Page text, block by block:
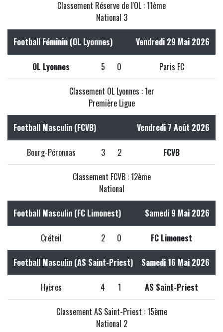
Classement Réserve de l'OL : 11ème
National 3
Football Féminin (OL Lyonnes) Vendredi 29 Mai 2026
OL Lyonnes 5 0 Paris FC
Classement OL Lyonnes : 1er
Première Ligue
Football Masculin (FCVB) Vendredi 7 Août 2026
Bourg-Péronnas 3 2 FCVB
Classement FCVB : 12ème
National
Football Masculin (FC Limonest) Samedi 9 Mai 2026
Créteil 2 0 FC Limonest
Football Masculin (AS Saint-Priest) Samedi 16 Mai 2026
Hyères 4 1 AS Saint-Priest
Classement AS Saint-Priest : 15ème
National 2